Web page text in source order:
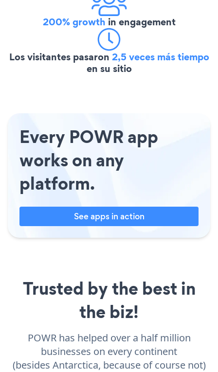
200% growth in engagement
Los visitantes pasaron 2,5 veces más tiempo
en su sitio
Every POWR app
works on any
platform.
See apps in action
Trusted by the best in
the biz!
POWR has helped over a half million
businesses on every continent
(besides Antarctica, because of course not)